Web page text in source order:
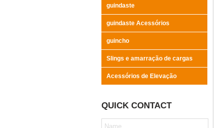
guindaste
guindaste Acessórios
guincho
Slings e amarração de cargas
Acessórios de Elevação
QUICK CONTACT